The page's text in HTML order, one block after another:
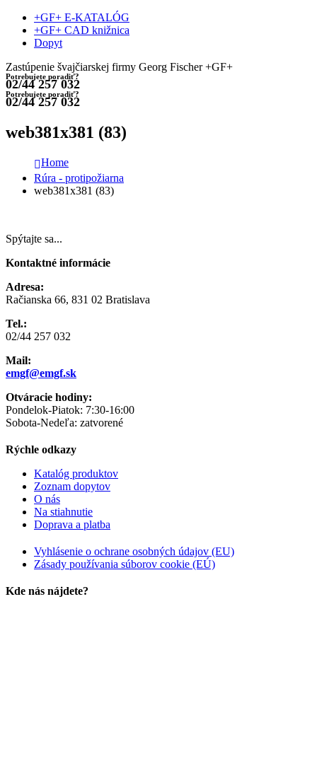
+GF+ E-KATALÓG
+GF+ CAD knižnica
Dopyt
Zastúpenie švajčiarskej firmy Georg Fischer +GF+
Potrebujete poradiť?
02/44 257 032
Potrebujete poradiť?
02/44 257 032
web381x381 (83)
Home
Rúra - protipožiarna
web381x381 (83)
Spýtajte sa...
Kontaktné informácie
Adresa:
Račianska 66, 831 02 Bratislava
Tel.:
02/44 257 032
Mail:
emgf@emgf.sk
Otváracie hodiny:
Pondelok-Piatok: 7:30-16:00
Sobota-Nedeľa: zatvorené
Rýchle odkazy
Katalóg produktov
Zoznam dopytov
O nás
Na stiahnutie
Doprava a platba
Vyhlásenie o ochrane osobných údajov (EU)
Zásady používania súborov cookie (EÚ)
Kde nás nájdete?